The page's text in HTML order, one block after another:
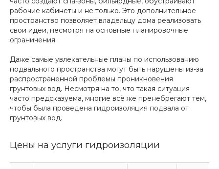
рабочие кабинеты и не только. Это дополнительное
пространство позволяет владельцу дома реализовать
свои идеи, несмотря на основные планировочные
ограничения.
Даже самые увлекательные планы по использованию
подвального пространства могут быть нарушены из-за
распространенной проблемы проникновения
грунтовых вод. Несмотря на то, что такая ситуация
часто предсказуема, многие всё же пренебрегают тем,
чтобы была проведена гидроизоляция подвала от
грунтовых вод.
Цены на услуги гидроизоляции